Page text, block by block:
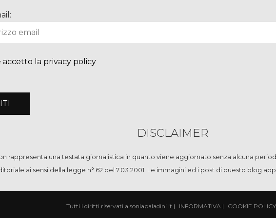
accetto la privacy policy
DISCLAIMER
rappresenta una testata giornalistica in quanto viene aggiornato senza alcuna
ai sensi della legge n° 62 del 7.03.2001. Le immagini ed i post di questo blog
Tutti i diritti riservati a soniapaladini.it | INFORMATIVA | COOKIE POLICY